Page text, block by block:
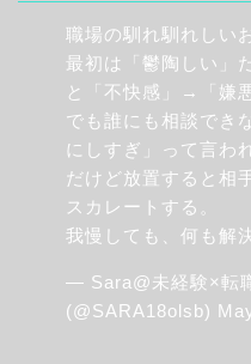
職場の馴れ馴れしい
最初は「鬱陶しい」
と「不快感」→「嫌
でも誰にも相談でき
にしすぎ」って言わ
だけど放置すると相
スカレートする。
我慢しても、何も解
— Sara@未経験×転
(@SARA18olsb)